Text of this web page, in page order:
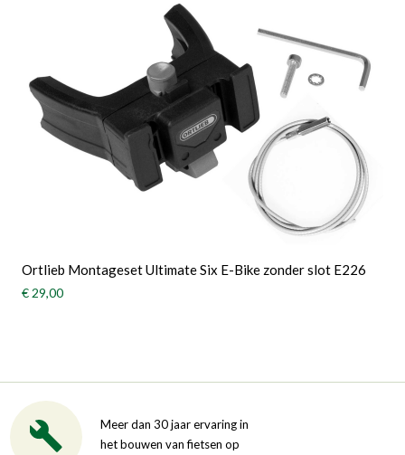
Ortlieb Montageset Ultimate Six E-Bike zonder slot E226
€ 29,00
Meer dan 30 jaar ervaring in
het bouwen van fietsen op